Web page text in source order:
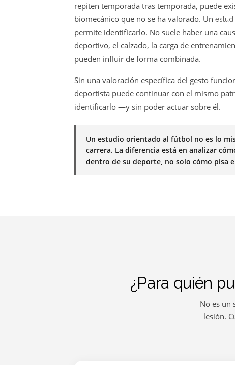
repiten temporada tras temporada, puede
biomecánico que no se ha valorado. Un
permite identificarlo. No suele haber una
deportivo, el calzado, la carga de
pueden influir de forma combinada.
Sin una valoración específica del gesto
deportista puede continuar con el mismo
identificarlo —y sin poder actuar sobre él.
Un estudio orientado al fútbol no es lo
carrera. La diferencia está en analizar
dentro de su deporte, no solo cómo pisa
¿Para quién
No es un
lesión.